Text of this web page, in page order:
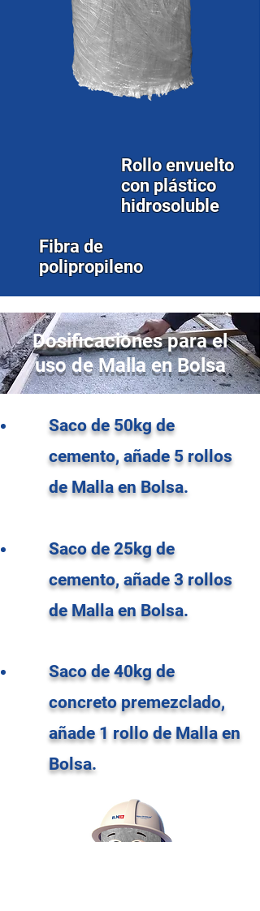
Rollo envuelto
con plástico
hidrosoluble
Fibra de
polipropileno
Dosificaciones para el
uso de Malla en Bolsa
Saco de 50kg de
cemento, añade 5 rollos
de Malla en Bolsa.
Saco de 25kg de
cemento, añade 3 rollos
de Malla en Bolsa.
Saco de 40kg de
concreto premezclado,
añade 1 rollo de Malla en
Bolsa.